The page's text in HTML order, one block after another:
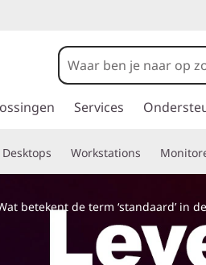
Services
Desktops Workstations
betekent de term ‘standaard’ in